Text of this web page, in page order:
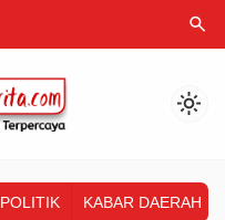
search
light_mode
POLITIK KABAR DAERAH